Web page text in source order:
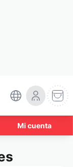
Mi cuenta